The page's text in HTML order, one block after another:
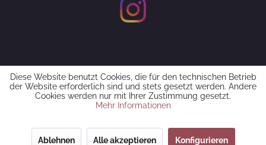
Diese Website benutzt Cookies, die für den technischen Betrieb
der Website erforderlich sind und stets gesetzt werden. Andere
Cookies werden nur mit Ihrer Zustimmung gesetzt.
Mehr Informationen
Ablehnen Alle akzeptieren Konfigurieren